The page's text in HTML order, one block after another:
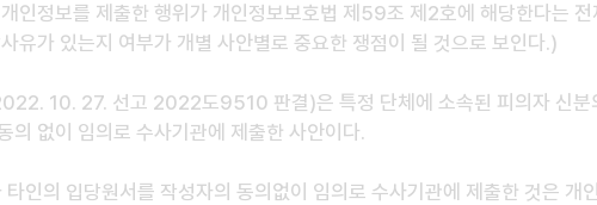
인정보를 제출한 행위가 개인정보보호법 제59조 제2호에 해당한다는 전
유가 있는지 여부가 개별 사안별로 중요한 쟁점이 될 것으로 보인다.)
10. 27. 선고 2022도9510 판결)은 특정 단체에 소속된 피의자 신분
의 없이 임의로 수사기관에 제출한 사안이다.
인의 입당원서를 작성자의 동의없이 임의로 수사기관에 제출한 것은 개